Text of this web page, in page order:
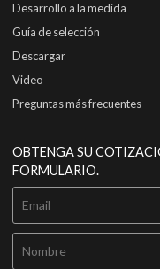
Desarrollo a la medida
Guía de selección
Descargar
Video
Preguntas más frecuentes
OBTENGA SU
FORMULARIO.